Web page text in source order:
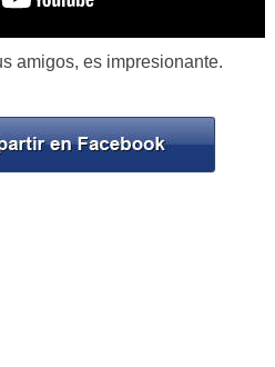
amigos, es impresionante.